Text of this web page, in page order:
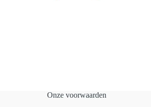
Onze voorwaarden